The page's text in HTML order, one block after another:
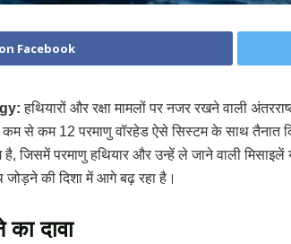
Facebook
हथियारों और रक्षा मामलों पर नजर रखने वाली
कम से कम 12 परमाणु वॉरहेड ऐसे सिस्टम के साथ तैनात
है, जिसमें परमाणु हथियार और उन्हें ले जाने वाली
की दिशा में आगे बढ़ रहा है।
दावा